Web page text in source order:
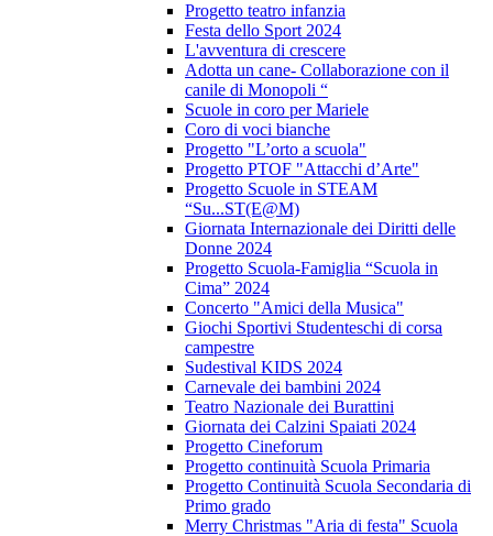
Progetto teatro infanzia
Festa dello Sport 2024
L'avventura di crescere
Adotta un cane- Collaborazione con il
canile di Monopoli “
Scuole in coro per Mariele
Coro di voci bianche
Progetto "L’orto a scuola"
Progetto PTOF "Attacchi d’Arte"
Progetto Scuole in STEAM
“Su...ST(E@M)
Giornata Internazionale dei Diritti delle
Donne 2024
Progetto Scuola-Famiglia “Scuola in
Cima” 2024
Concerto "Amici della Musica"
Giochi Sportivi Studenteschi di corsa
campestre
Sudestival KIDS 2024
Carnevale dei bambini 2024
Teatro Nazionale dei Burattini
Giornata dei Calzini Spaiati 2024
Progetto Cineforum
Progetto continuità Scuola Primaria
Progetto Continuità Scuola Secondaria di
Primo grado
Merry Christmas "Aria di festa" Scuola